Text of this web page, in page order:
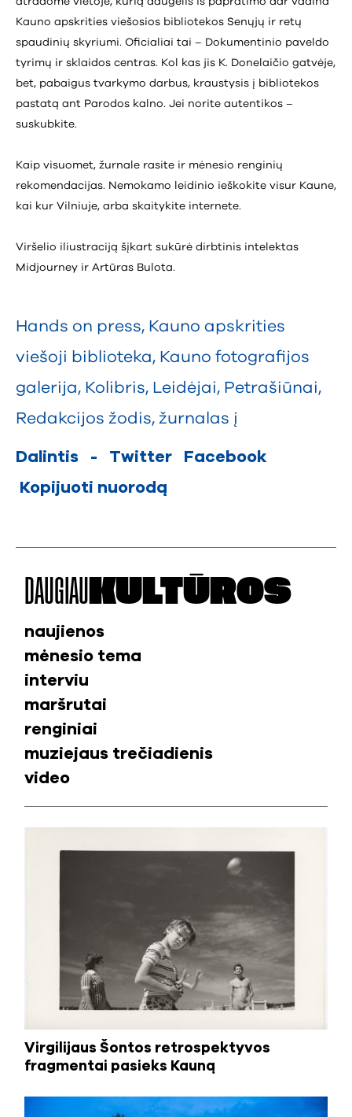
Kauno apskrities viešosios bibliotekos Senųjų ir retų
spaudinių skyriumi. Oficialiai tai – Dokumentinio paveldo
tyrimų ir sklaidos centras. Kol kas jis K. Donelaičio gatvėje,
bet, pabaigus tvarkymo darbus, kraustysis į bibliotekos
pastatą ant Parodos kalno. Jei norite autentikos –
suskubkite.
Kaip visuomet, žurnale rasite ir mėnesio renginių
rekomendacijas. Nemokamo leidinio ieškokite visur Kaune,
kai kur Vilniuje, arba skaitykite internete.
Viršelio iliustraciją šįkart sukūrė dirbtinis intelektas
Midjourney ir Artūras Bulota.
Hands on press, Kauno apskrities
viešoji biblioteka, Kauno fotografijos
galerija, Kolibris, Leidėjai, Petrašiūnai,
Redakcijos žodis, žurnalas į
Dalintis - Twitter
Facebook
Kopijuoti nuorodą
DAUGIAU KULTŪROS
Virgilijaus Šontos retrospektyvos
fragmentai pasieks Kauną
naujienos
mėnesio tema
interviu
maršrutai
renginiai
muziejaus trečiadienis
video